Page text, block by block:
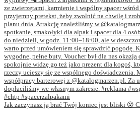
Jak zaczynasz ją brać Twój koniec jest bliski 😵 C